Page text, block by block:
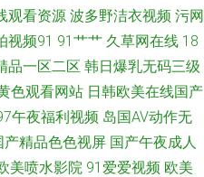
射 91工厂熟女露脸 草逼免费直接看
在线 97超碰探花 丁香五月网站 久久
产精品爽爽网站 欧美色网 污视频在
级片视频 欧美老妇性爱 四虎精品亚
观看资源 波多野洁衣视频 污网
视频91 91艹艹 久草网在线 18
品一区二区 韩日爆乳无码三级
色观看网站 日韩欧美在线国产
午夜福利视频 岛国AV动作无
产精品色色视屏 国产午夜成人
美喷水影院 91爱爱视频 欧美